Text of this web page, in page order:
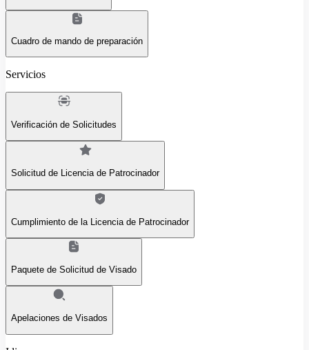
Cuadro de mando de preparación
Servicios
Verificación de Solicitudes
Solicitud de Licencia de Patrocinador
Cumplimiento de la Licencia de Patrocinador
Paquete de Solicitud de Visado
Apelaciones de Visados